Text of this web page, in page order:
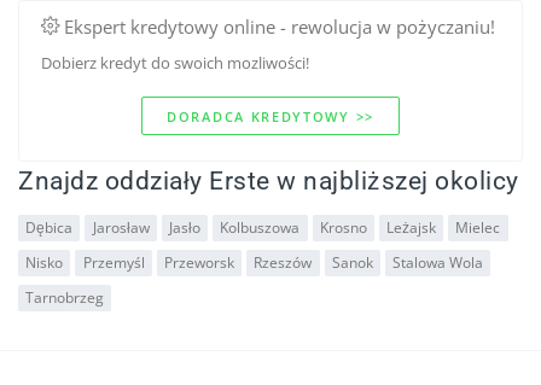
Ekspert kredytowy online - rewolucja w pożyczaniu!
Dobierz kredyt do swoich mozliwości!
DORADCA KREDYTOWY >>
Znajdz oddziały Erste w najbliższej okolicy
Dębica Jarosław Jasło Kolbuszowa Krosno Leżajsk
Mielec
Nisko
Przemyśl Przeworsk Rzeszów Sanok
Stalowa Wola
Tarnobrzeg